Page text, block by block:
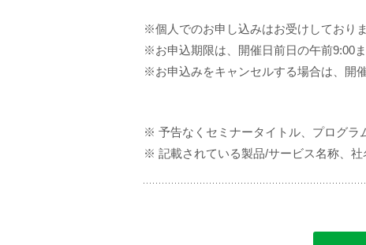
※個人でのお申し込みはお受けしておりま
※お申込期限は、開催日前日の午前9:00ま
※お申込みをキャンセルする場合は、開
※ 予告なくセミナータイトル、プログラ
※ 記載されている製品/サービス名称、社